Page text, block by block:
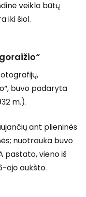
veikla būtų
iki šiol.
buvo padaryta
m.).
ant plieninės
nuotrauka buvo
pastato, vieno iš
ojo aukšto.